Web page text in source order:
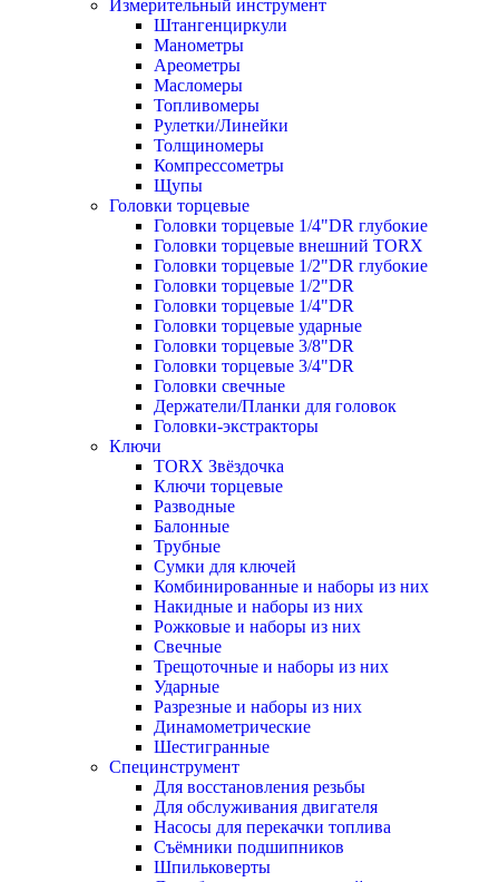
Измерительный инструмент
Штангенциркули
Манометры
Ареометры
Масломеры
Топливомеры
Рулетки/Линейки
Толщиномеры
Компрессометры
Щупы
Головки торцевые
Головки торцевые 1/4"DR глубокие
Головки торцевые внешний TORX
Головки торцевые 1/2"DR глубокие
Головки торцевые 1/2"DR
Головки торцевые 1/4"DR
Головки торцевые ударные
Головки торцевые 3/8"DR
Головки торцевые 3/4"DR
Головки свечные
Держатели/Планки для головок
Головки-экстракторы
Ключи
TORX Звёздочка
Ключи торцевые
Разводные
Балонные
Трубные
Сумки для ключей
Комбинированные и наборы из них
Накидные и наборы из них
Рожковые и наборы из них
Свечные
Трещоточные и наборы из них
Ударные
Разрезные и наборы из них
Динамометрические
Шестигранные
Специнструмент
Для восстановления резьбы
Для обслуживания двигателя
Насосы для перекачки топлива
Съёмники подшипников
Шпильковерты